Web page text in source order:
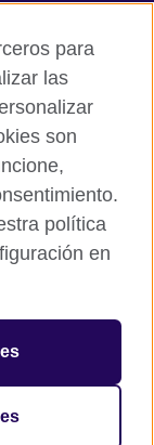
British Council
to undertake
of British
and mutual
and the
and Mexico.
for cultural
para
las
son
política
en